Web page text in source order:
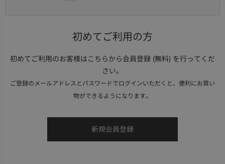
初めてご利用の方
初めてご利用のお客様はこちらから会員登録 (無料) を行ってくだ
さい。
ご登録のメールアドレスとパスワードでログインいただくと、便利にお買い
物ができるようになります。